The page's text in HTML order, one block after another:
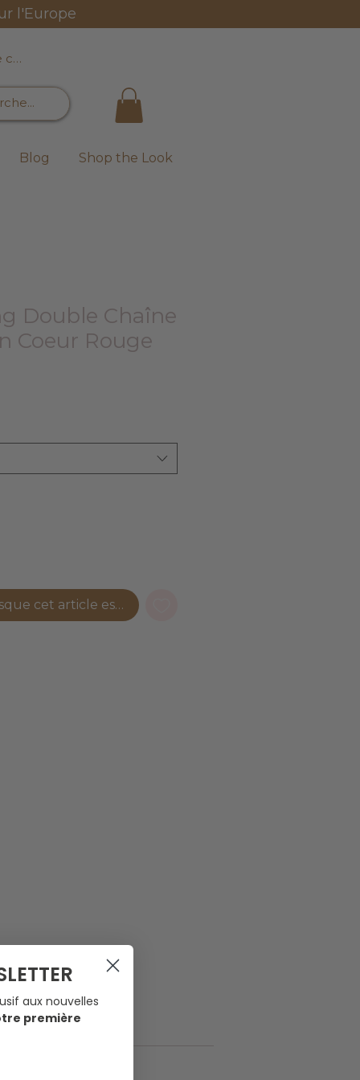
l'Europe
connecter
Blog Shop the Look
Double Chaîne
Coeur Rouge
cet article est disponible
aux nouvelles
première